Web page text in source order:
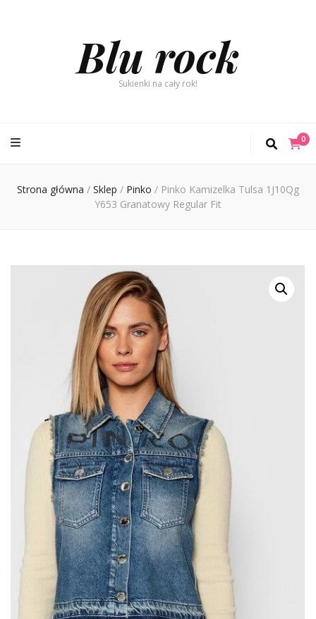
Blu rock
Sukienki na cały rok!
0
Strona główna / Sklep / Pinko / Pinko Kamizelka Tulsa 1J10Qg
Y653 Granatowy Regular Fit